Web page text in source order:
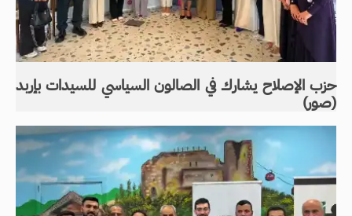
حزب الإصلاح يشارك في الصالون السياسي للسيدات بإربد
(صور)